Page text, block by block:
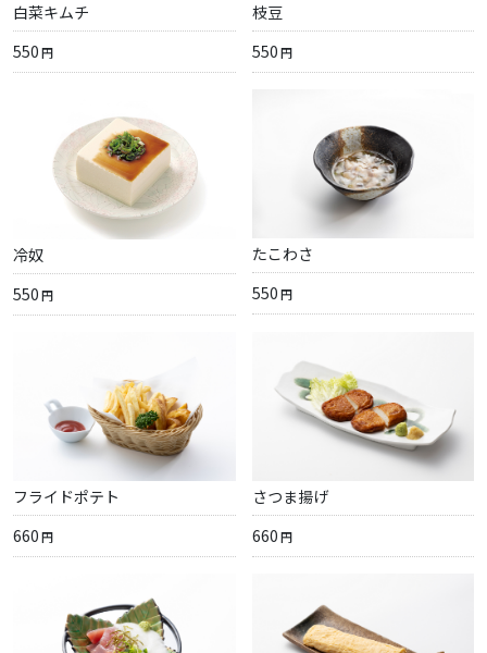
白菜キムチ
550円
枝豆
550円
冷奴
550円
たこわさ
550円
フライドポテト
660円
さつま揚げ
660円